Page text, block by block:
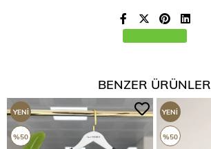
BENZER ÜRÜNLER
YENI
ÜRÜN
%50
YENI
ÜRÜN
%50